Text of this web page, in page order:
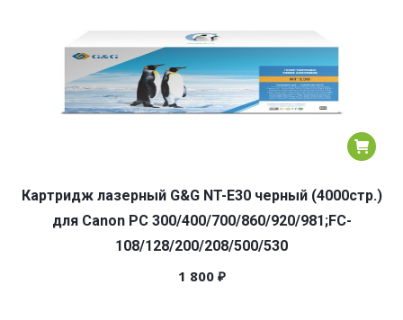
Картридж лазерный G&G NT-E30 черный (4000стр.)
для Canon PC 300/400/700/860/920/981;FC-
108/128/200/208/500/530
1 800 ₽